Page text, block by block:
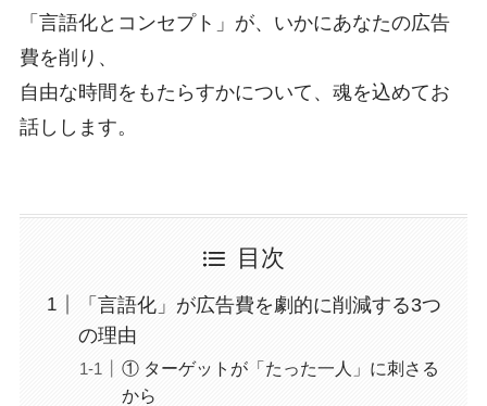
「言語化とコンセプト」が、いかにあなたの広告
費を削り、
自由な時間をもたらすかについて、魂を込めてお
話しします。
目次
「言語化」が広告費を劇的に削減する3つ
の理由
① ターゲットが「たった一人」に刺さる
から